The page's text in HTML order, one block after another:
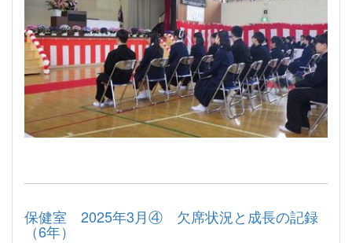
保健室 2025年3月④ 欠席状況と成長の記録
（6年）